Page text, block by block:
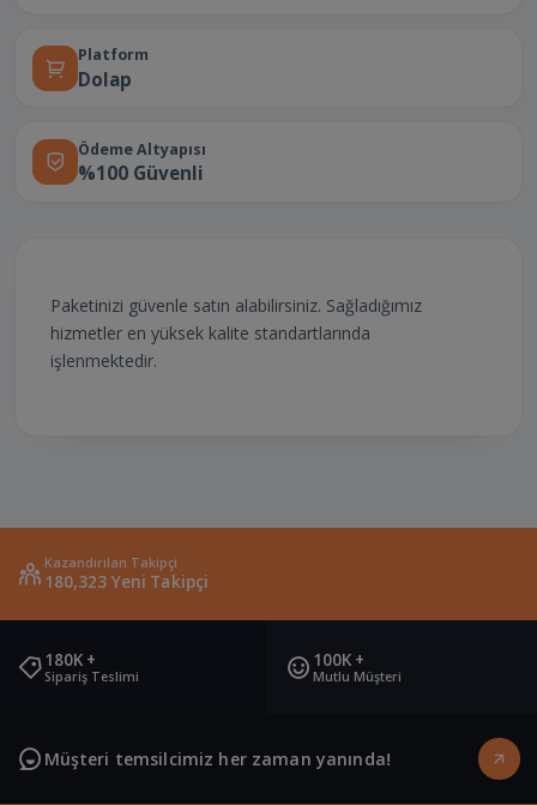
Platform
Dolap
Ödeme Altyapısı
%100 Güvenli
Paketinizi güvenle satın alabilirsiniz. Sağladığımız
hizmetler en yüksek kalite standartlarında
işlenmektedir.
Kazandırılan Takipçi
180,323 Yeni Takipçi
180K +
Sipariş Teslimi
100K +
Mutlu Müşteri
Müşteri temsilcimiz her zaman yanında!